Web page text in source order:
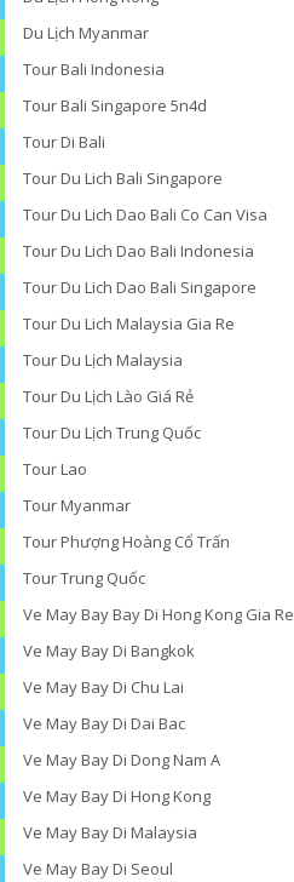
Du Lịch Myanmar
Tour Bali Indonesia
Tour Bali Singapore 5n4d
Tour Di Bali
Tour Du Lich Bali Singapore
Tour Du Lich Dao Bali Co Can Visa
Tour Du Lich Dao Bali Indonesia
Tour Du Lich Dao Bali Singapore
Tour Du Lich Malaysia Gia Re
Tour Du Lịch Malaysia
Tour Du Lịch Lào Giá Rẻ
Tour Du Lịch Trung Quốc
Tour Lao
Tour Myanmar
Tour Phượng Hoàng Cổ Trấn
Tour Trung Quốc
Ve May Bay Bay Di Hong Kong Gia Re
Ve May Bay Di Bangkok
Ve May Bay Di Chu Lai
Ve May Bay Di Dai Bac
Ve May Bay Di Dong Nam A
Ve May Bay Di Hong Kong
Ve May Bay Di Malaysia
Ve May Bay Di Seoul